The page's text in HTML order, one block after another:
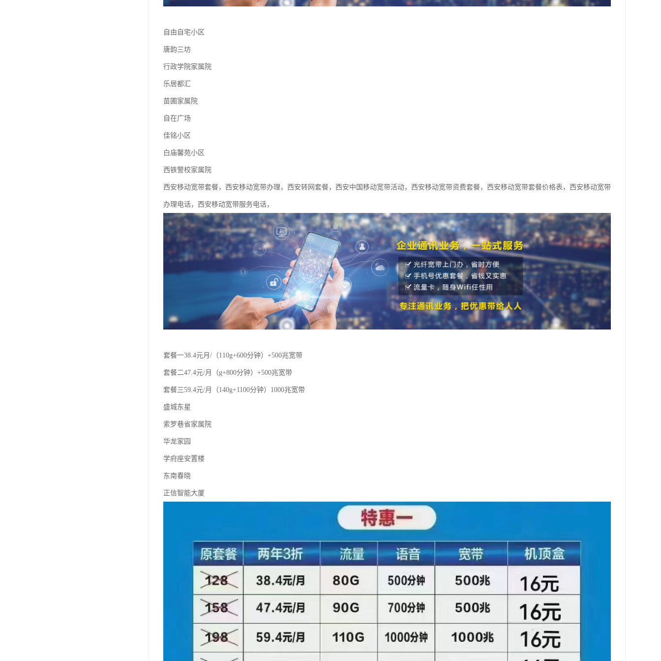
自由自宅小区
唐韵三坊
行政学院家属院
乐居都汇
苗圃家属院
自在广场
佳铭小区
白庙馨苑小区
西铁警校家属院
西安移动宽带套餐，西安移动宽带办理，西安转网套餐，西安中国移动宽带活动，西安移动宽带资费套餐，西安移动宽带套餐价格表，西安移动宽带
办理电话，西安移动宽带服务电话，
套餐一38.4元月/（110g+600分钟）+500兆宽带
套餐二47.4元/月（g+800分钟）+500兆宽带
套餐三59.4元/月（140g+1100分钟）1000兆宽带
盛城东星
索罗巷省家属院
华龙家园
学府座安置楼
东南春晓
正信智能大厦